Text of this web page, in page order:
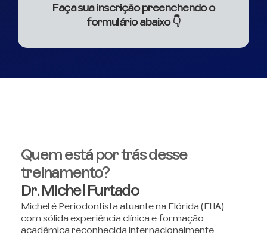
Faça sua inscrição preenchendo o
formulário abaixo 👇
Quem está por trás desse
treinamento?
Dr. Michel Furtado​
Michel é Periodontista atuante na Flórida (EUA),
com sólida experiência clínica e formação
acadêmica reconhecida internacionalmente.